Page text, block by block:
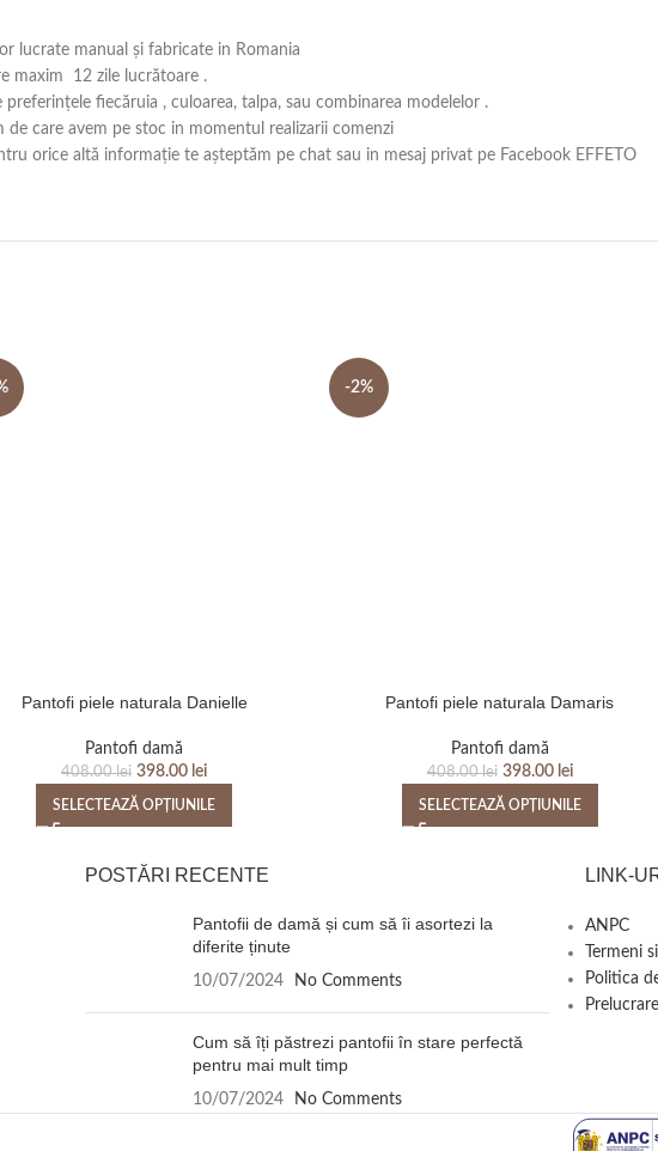
lucrate manual și fabricate in Romania
maxim 12 zile lucrătoare .
fiecăruia , culoarea, talpa, sau combinarea modelelor .
de care avem pe stoc in momentul realizarii comenzi
orice altă informație te așteptăm pe chat sau in mesaj privat pe Facebook EFFETO
Pantofi piele naturala Danielle
Pantofi damă
408.00lei 398.00 lei
SELECTEAZĂ OPȚIUNILE
-2%
Pantofi piele naturala Damaris
Pantofi damă
408.00lei 398.00 lei
SELECTEAZĂ OPȚIUNILE
POSTĂRI RECENTE
Pantofii de damă și cum să îi asortezi la
diferite ținute
10/07/2024 No Comments
Cum să îți păstrezi pantofii în stare perfectă
pentru mai mult timp
10/07/2024 No Comments
LINK-
ANPC
Termeni
Politica